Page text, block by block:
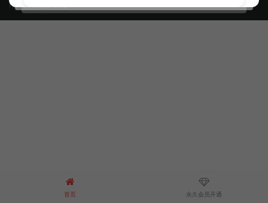
rights reserved
首页 永久会员开通